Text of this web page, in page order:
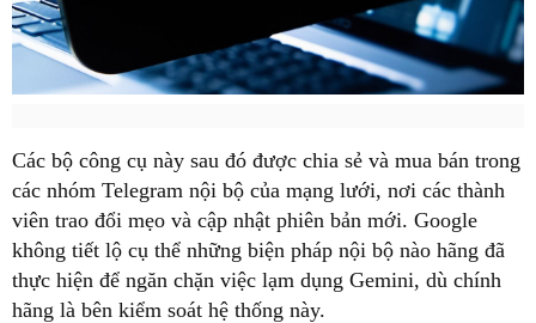
Các bộ công cụ này sau đó được chia sẻ và mua bán trong
các nhóm Telegram nội bộ của mạng lưới, nơi các thành
viên trao đổi mẹo và cập nhật phiên bản mới. Google
không tiết lộ cụ thể những biện pháp nội bộ nào hãng đã
thực hiện để ngăn chặn việc lạm dụng Gemini, dù chính
hãng là bên kiểm soát hệ thống này.